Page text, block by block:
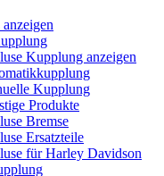
Kupplung anzeigen
Kupplung
Produkte
Bremse
Ersatzteile
für Harley Davidson